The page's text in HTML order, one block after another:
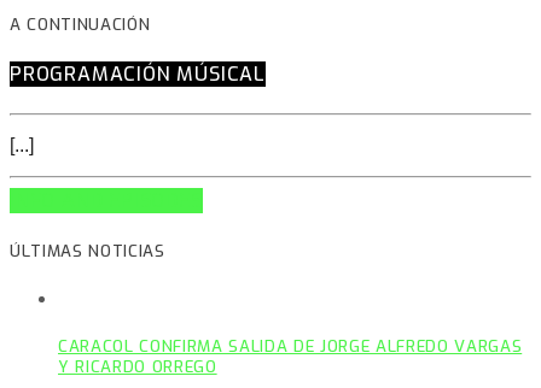
A CONTINUACIÓN
PROGRAMACIÓN MÚSICAL
[...]
ÚLTIMAS NOTICIAS
CARACOL CONFIRMA SALIDA DE JORGE ALFREDO VARGAS
Y RICARDO ORREGO